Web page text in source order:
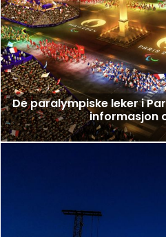
De paralympiske leker i
informasjon